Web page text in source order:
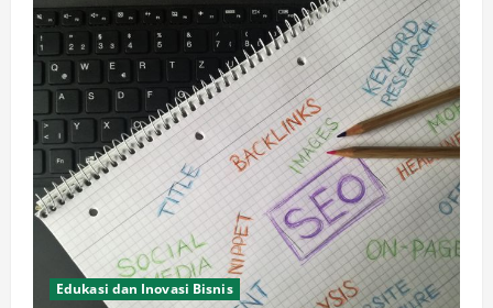
Edukasi dan Inovasi Bisnis